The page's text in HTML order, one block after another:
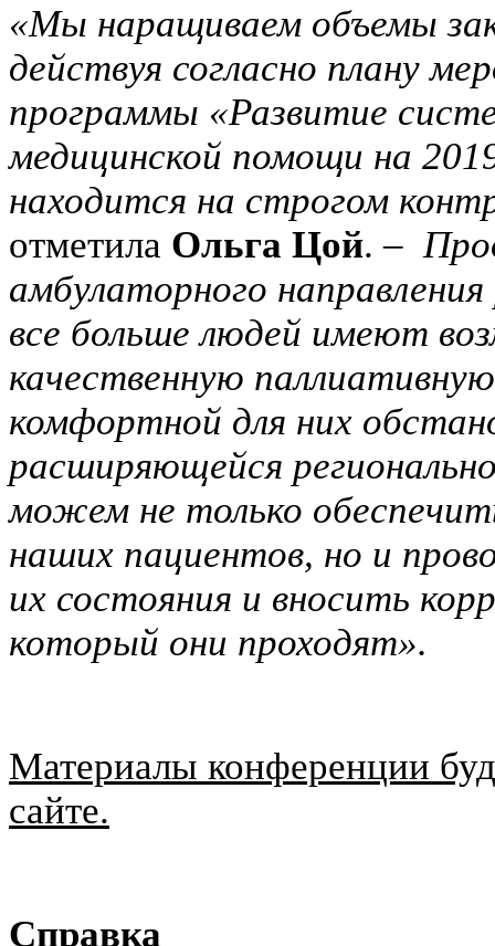
«Мы наращиваем объемы
действуя согласно плану
программы «Развитие
медицинской помощи на
находится на строгом
отметила Ольга Цой.–
амбулаторного
все больше людей имеют
качественную
комфортной для них
расширяющейся
можем не только
наших пациентов, но и
их состояния и вносить
который они проходят».
Материалы конференции
сайте.
Справка